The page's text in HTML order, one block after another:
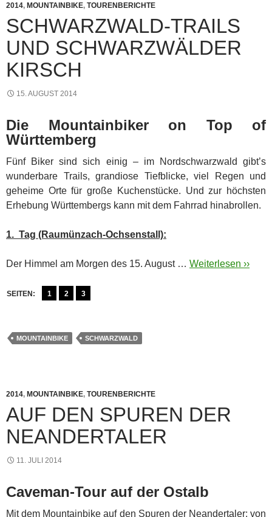
2014, MOUNTAINBIKE, TOURENBERICHTE
SCHWARZWALD-TRAILS
UND SCHWARZWÄLDER
KIRSCH
15. AUGUST 2014
Die Mountainbiker on Top of
Württemberg
Fünf Biker sind sich einig – im Nordschwarzwald gibt’s
wunderbare Trails, grandiose Tiefblicke, viel Regen und
geheime Orte für große Kuchenstücke. Und zur höchsten
Erhebung Württembergs kann mit dem Fahrrad hinabrollen.
1. Tag (Raumünzach-Ochsenstall):
Der Himmel am Morgen des 15. August … Weiterlesen ››
SEITEN: 1 2 3
MOUNTAINBIKE SCHWARZWALD
2014, MOUNTAINBIKE, TOURENBERICHTE
AUF DEN SPUREN DER
NEANDERTALER
11. JULI 2014
Caveman-Tour auf der Ostalb
Mit dem Mountainbike auf den Spuren der Neandertaler: von